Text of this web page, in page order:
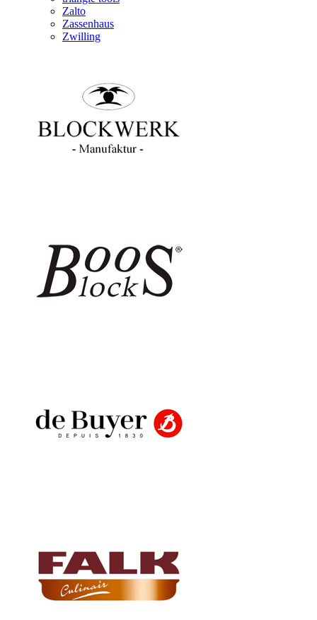
Zalto
Zassenhaus
Zwilling